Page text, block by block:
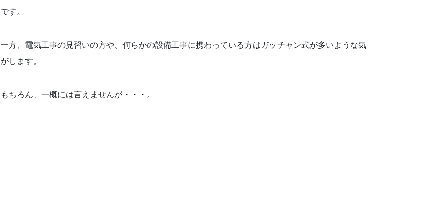
です。
一方、電気工事の見習いの方や、何らかの設備工事に携わっている方はガッチャン式が多いような気
がします。
もちろん、一概には言えませんが・・・。